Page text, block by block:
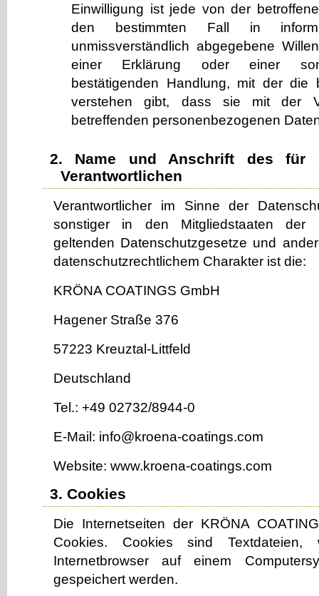
Einwilligung ist jede von der
den bestimmten Fall in
unmissverständlich abgegebene
einer Erklärung oder einer
bestätigenden Handlung, mit der die
verstehen gibt, dass sie mit der
betreffenden personenbezogenen
2. Name und Anschrift des für
Verantwortlichen
Verantwortlicher im Sinne der
sonstiger in den Mitgliedstaaten der
geltenden Datenschutzgesetze und
datenschutzrechtlichem Charakter ist die:
KRÖNA COATINGS GmbH
Hagener Straße 376
57223 Kreuztal-Littfeld
Deutschland
Tel.: +49 02732/8944-0
E-Mail: info@kroena-coatings.com
Website: www.kroena-coatings.com
3. Cookies
Die Internetseiten der KRÖNA
Cookies. Cookies sind
Internetbrowser auf einem
gespeichert werden.